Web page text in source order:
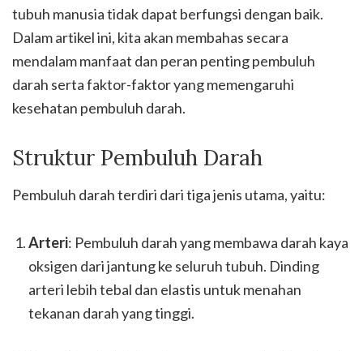
tubuh manusia tidak dapat berfungsi dengan baik.
Dalam artikel ini, kita akan membahas secara
mendalam manfaat dan peran penting pembuluh
darah serta faktor-faktor yang memengaruhi
kesehatan pembuluh darah.
Struktur Pembuluh Darah
Pembuluh darah terdiri dari tiga jenis utama, yaitu:
Arteri: Pembuluh darah yang membawa darah kaya
oksigen dari jantung ke seluruh tubuh. Dinding
arteri lebih tebal dan elastis untuk menahan
tekanan darah yang tinggi.